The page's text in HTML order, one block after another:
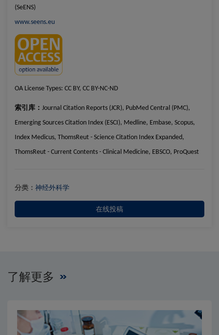
(SeENS)
www.seens.eu
OA License Types: CC BY, CC BY-NC-ND
索引库： Journal Citation Reports (JCR), PubMed Central (PMC),
Emerging Sources Citation Index (ESCI), Medline, Embase, Scopus,
Index Medicus, ThomsReut - Science Citation Index Expanded,
ThomsReut - Current Contents - Clinical Medicine, EBSCO, ProQuest
分类： 神经外科学
在线投稿
了解更多